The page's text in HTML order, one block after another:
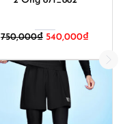
750,000₫ Giá
750,000₫.
540,000₫Giá
tại
là: